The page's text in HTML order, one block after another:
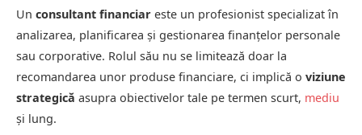
Un consultant financiar este un profesionist specializat în
analizarea, planificarea și gestionarea finanțelor personale
sau corporative. Rolul său nu se limitează doar la
recomandarea unor produse financiare, ci implică o viziune
strategică asupra obiectivelor tale pe termen scurt, mediu
și lung.